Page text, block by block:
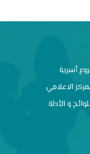
أسرية
الاعلامي
و الأدلة